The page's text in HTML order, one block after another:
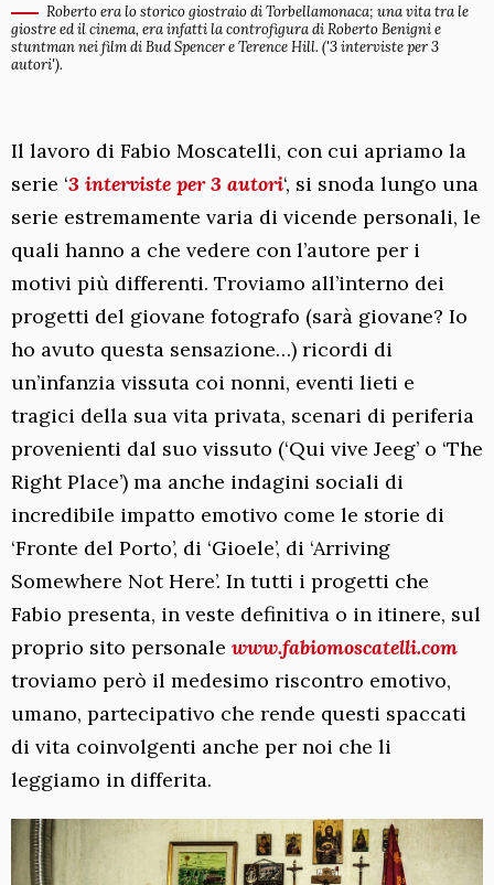
Roberto era lo storico giostraio di Torbellamonaca; una vita tra le
giostre ed il cinema, era infatti la controfigura di Roberto Benigni e
stuntman nei film di Bud Spencer e Terence Hill. ('3 interviste per 3
autori').
Il lavoro di Fabio Moscatelli, con cui apriamo la
serie ‘3 interviste per 3 autori‘, si snoda lungo una
serie estremamente varia di vicende personali, le
quali hanno a che vedere con l’autore per i
motivi più differenti. Troviamo all’interno dei
progetti del giovane fotografo (sarà giovane? Io
ho avuto questa sensazione…) ricordi di
un’infanzia vissuta coi nonni, eventi lieti e
tragici della sua vita privata, scenari di periferia
provenienti dal suo vissuto (‘Qui vive Jeeg’ o ‘The
Right Place’) ma anche indagini sociali di
incredibile impatto emotivo come le storie di
‘Fronte del Porto’, di ‘Gioele’, di ‘Arriving
Somewhere Not Here’. In tutti i progetti che
Fabio presenta, in veste definitiva o in itinere, sul
proprio sito personale www.fabiomoscatelli.com
troviamo però il medesimo riscontro emotivo,
umano, partecipativo che rende questi spaccati
di vita coinvolgenti anche per noi che li
leggiamo in differita.